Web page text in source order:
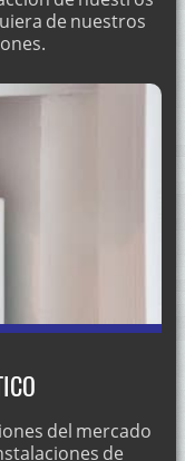
de nuestros
del mercado
de